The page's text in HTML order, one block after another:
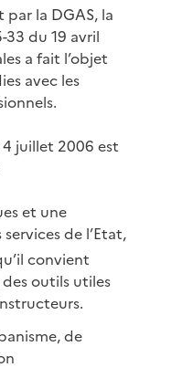
la DGAS, la
33 du 19 avril
a fait l’objet
avec les
juillet 2006 est
et une
de l’Etat,
convient
outils utiles
de